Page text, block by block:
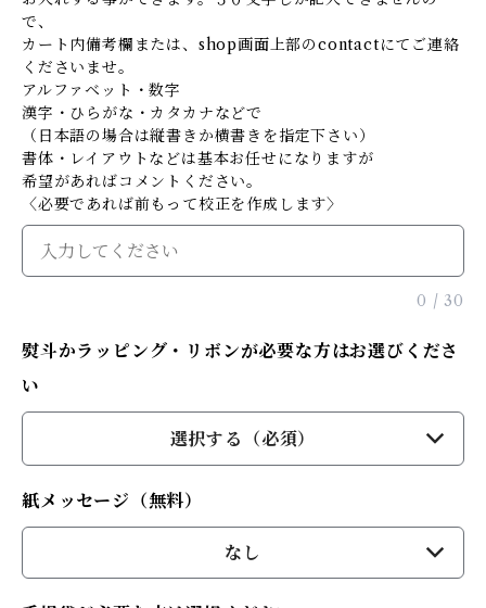
で、
カート内備考欄または、shop画面上部のcontactにてご連絡
くださいませ。
アルファベット・数字
漢字・ひらがな・カタカナなどで
（日本語の場合は縦書きか横書きを指定下さい）
書体・レイアウトなどは基本お任せになりますが
希望があればコメントください。
〈必要であれば前もって校正を作成します〉
0 / 30
熨斗かラッピング・リボンが必要な方はお選びくださ
い
選択する（必須）
紙メッセージ（無料）
なし